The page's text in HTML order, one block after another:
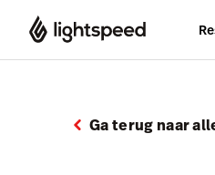
Ga terug naar